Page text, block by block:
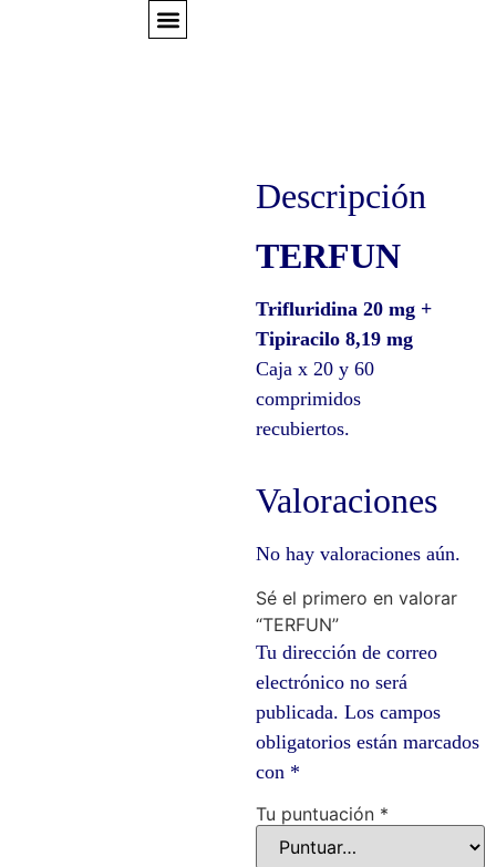
Descripción
TERFUN
Trifluridina 20 mg +
Tipiracilo 8,19 mg
Caja x 20 y 60
comprimidos
recubiertos.
Valoraciones
No hay valoraciones aún.
Sé el primero en valorar
“TERFUN”
Tu dirección de correo
electrónico no será
publicada. Los campos
obligatorios están marcados
con *
Tu puntuación *